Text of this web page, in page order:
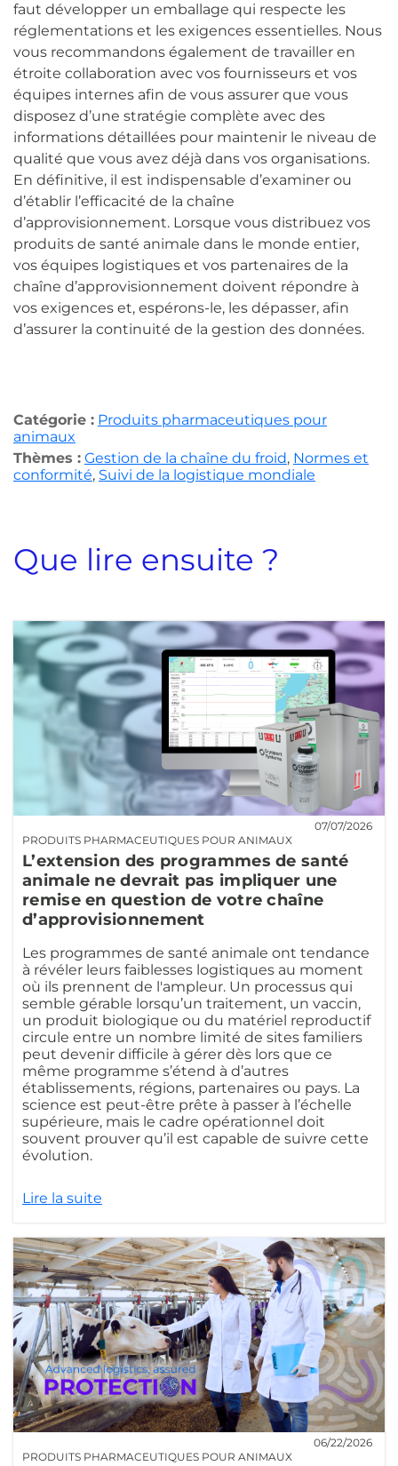
faut développer un emballage qui respecte les
réglementations et les exigences essentielles. Nous
vous recommandons également de travailler en
étroite collaboration avec vos fournisseurs et vos
équipes internes afin de vous assurer que vous
disposez d’une stratégie complète avec des
informations détaillées pour maintenir le niveau de
qualité que vous avez déjà dans vos organisations.
En définitive, il est indispensable d’examiner ou
d’établir l’efficacité de la chaîne
d’approvisionnement. Lorsque vous distribuez vos
produits de santé animale dans le monde entier,
vos équipes logistiques et vos partenaires de la
chaîne d’approvisionnement doivent répondre à
vos exigences et, espérons-le, les dépasser, afin
d’assurer la continuité de la gestion des données.
Catégorie : Produits pharmaceutiques pour
animaux
Thèmes : Gestion de la chaîne du froid, Normes et
conformité, Suivi de la logistique mondiale
Que lire ensuite ?
PRODUITS PHARMACEUTIQUES POUR ANIMAUX
07/07/2026
L’extension des programmes de santé
animale ne devrait pas impliquer une
remise en question de votre chaîne
d’approvisionnement
Les programmes de santé animale ont tendance
à révéler leurs faiblesses logistiques au moment
où ils prennent de l'ampleur. Un processus qui
semble gérable lorsqu’un traitement, un vaccin,
un produit biologique ou du matériel reproductif
circule entre un nombre limité de sites familiers
peut devenir difficile à gérer dès lors que ce
même programme s’étend à d’autres
établissements, régions, partenaires ou pays. La
science est peut-être prête à passer à l’échelle
supérieure, mais le cadre opérationnel doit
souvent prouver qu’il est capable de suivre cette
évolution.
Lire la suite
PRODUITS PHARMACEUTIQUES POUR ANIMAUX
06/22/2026